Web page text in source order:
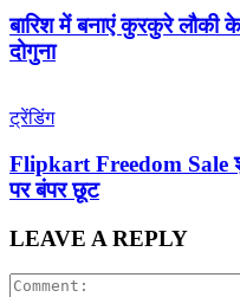
बारिश में बनाएं कुरकुरे लौकी
दोगुना
ट्रेंडिंग
Flipkart Freedom Sale
पर बंपर छूट
LEAVE A REPLY